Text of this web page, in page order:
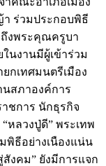
ร่วมประกอบพิธี
ถึงพระคุณครูบา
นงานมีผู้เข้าร่วม
กเทศมนตรีเมือง
นสภาองค์การ
ชการ นักธุรกิจ
ลวงปู่ดี” พระเทพ
พิธีอย่างเนืองแน่น
งคม” ยังมีการแจก